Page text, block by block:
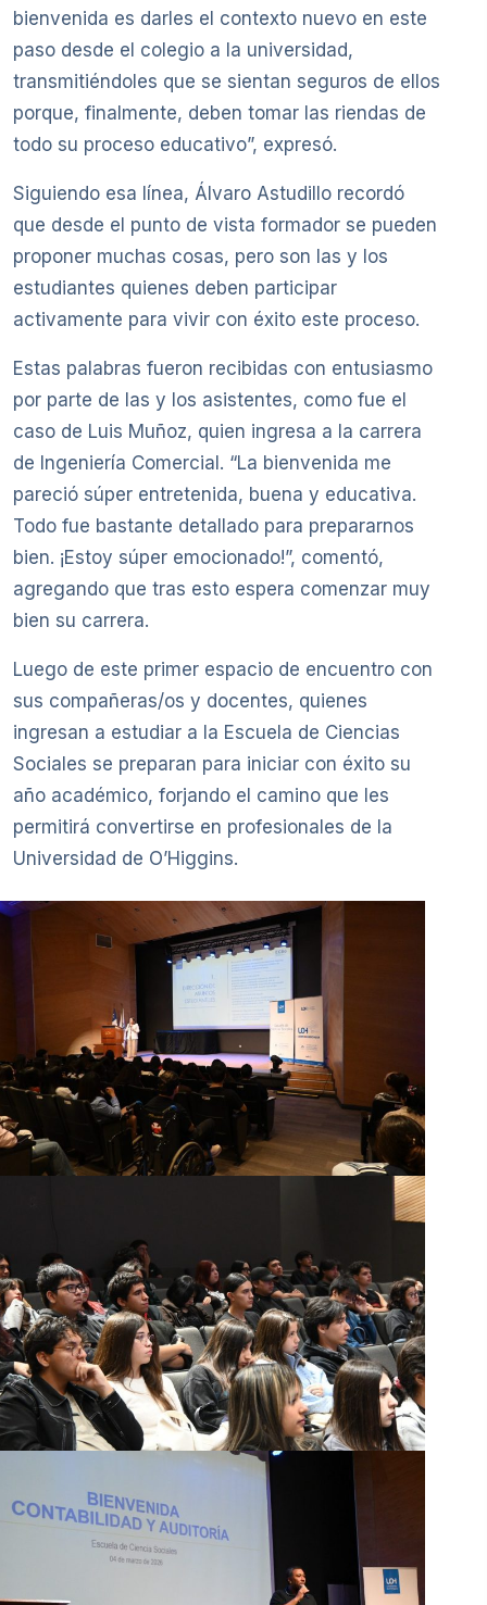
bienvenida es darles el contexto nuevo en este
paso desde el colegio a la universidad,
transmitiéndoles que se sientan seguros de ellos
porque, finalmente, deben tomar las riendas de
todo su proceso educativo”, expresó.
Siguiendo esa línea, Álvaro Astudillo recordó
que desde el punto de vista formador se pueden
proponer muchas cosas, pero son las y los
estudiantes quienes deben participar
activamente para vivir con éxito este proceso.
Estas palabras fueron recibidas con entusiasmo
por parte de las y los asistentes, como fue el
caso de Luis Muñoz, quien ingresa a la carrera
de Ingeniería Comercial. “La bienvenida me
pareció súper entretenida, buena y educativa.
Todo fue bastante detallado para prepararnos
bien. ¡Estoy súper emocionado!”, comentó,
agregando que tras esto espera comenzar muy
bien su carrera.
Luego de este primer espacio de encuentro con
sus compañeras/os y docentes, quienes
ingresan a estudiar a la Escuela de Ciencias
Sociales se preparan para iniciar con éxito su
año académico, forjando el camino que les
permitirá convertirse en profesionales de la
Universidad de O’Higgins.